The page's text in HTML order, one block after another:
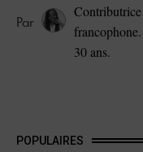
30 ans.
POPULAIRES